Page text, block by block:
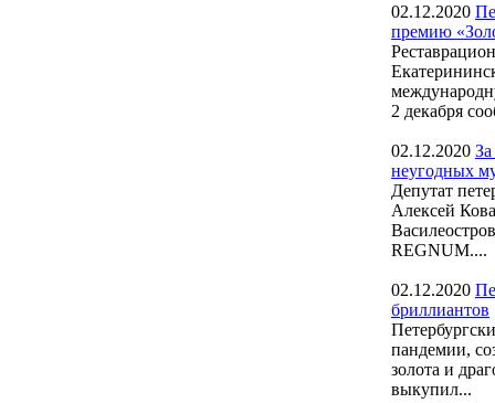
02.12.2020
премию
2 декабря
02.12.2020
неугодных
Депутат
Алексей
REGNUM....
02.12.2020
бриллиантов
пандемии,
золота и
выкупил...